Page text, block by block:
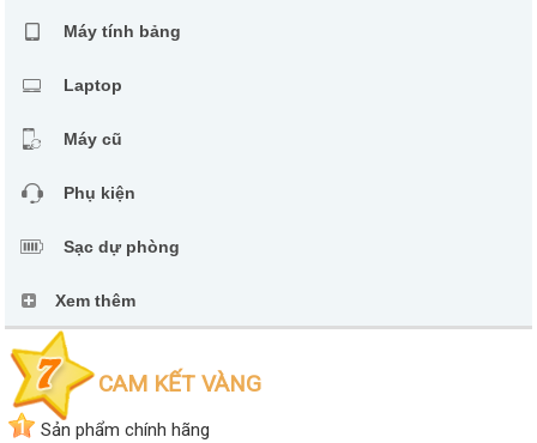
Máy tính bảng
Laptop
Máy cũ
Phụ kiện
Sạc dự phòng
Xem thêm
CAM KẾT VÀNG
1
Sản phẩm chính hãng